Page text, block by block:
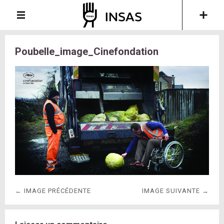
Poubelle_image_Cinefondation
← IMAGE PRÉCÉDENTE IMAGE SUIVANTE →